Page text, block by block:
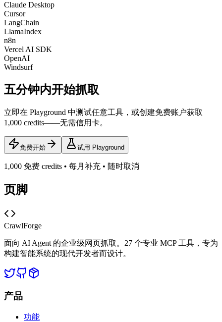
Claude Desktop
Cursor
LangChain
LlamaIndex
n8n
Vercel AI SDK
OpenAI
Windsurf
五分钟内开始抓取
立即在 Playground 中测试任意工具，或创建免费账户获取
1,000 credits——无需信用卡。
免费开始 试用 Playground
1,000 免费 credits • 每月补充 • 随时取消
页脚
CrawlForge
面向 AI Agent 的企业级网页抓取。27 个专业 MCP 工具，专为
构建智能系统的现代开发者而设计。
产品
功能